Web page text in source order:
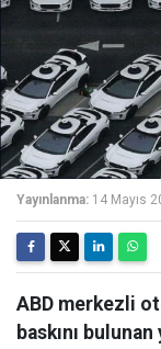
Yayınlanma: 14 Mayıs
ABD merkezli
baskını